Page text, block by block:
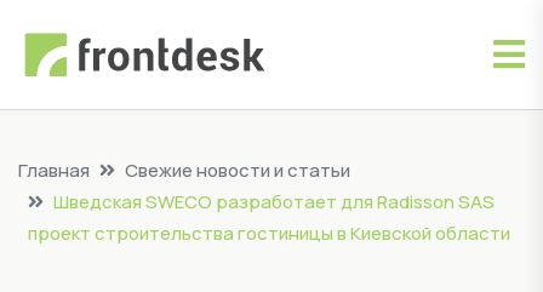
Главная
Свежие новости и статьи
Шведская SWECO разработает для Radisson SAS
проект строительства гостиницы в Киевской области